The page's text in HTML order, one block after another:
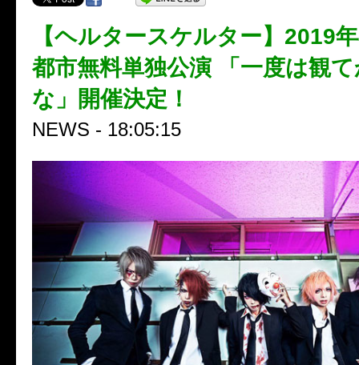
【ヘルタースケルター】2019
都市無料単独公演 「一度は観
な」開催決定！
NEWS - 18:05:15